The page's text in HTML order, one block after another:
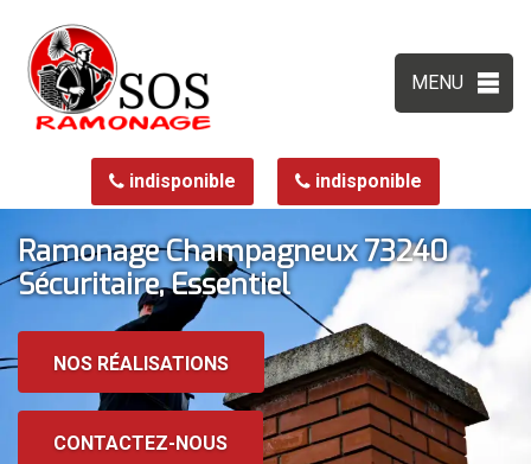
MENU
indisponible indisponible
Ramonage Champagneux 73240
Sécuritaire, Essentiel
NOS RÉALISATIONS
CONTACTEZ-NOUS